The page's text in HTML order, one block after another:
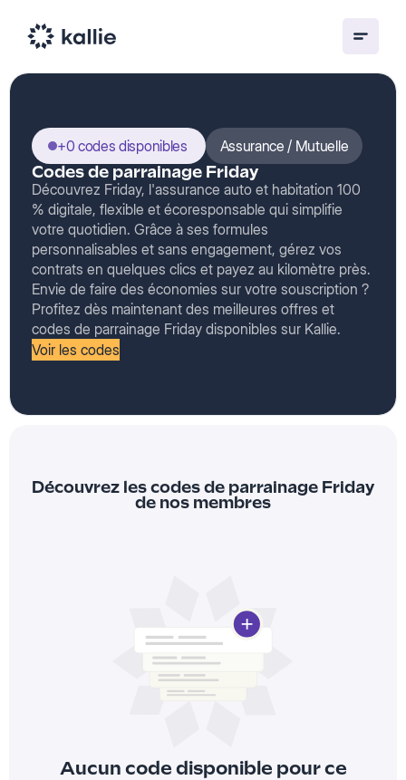
+0 codes disponibles Assurance / Mutuelle
Codes de parrainage Friday
Découvrez Friday, l'assurance auto et habitation 100
% digitale, flexible et écoresponsable qui simplifie
votre quotidien. Grâce à ses formules
personnalisables et sans engagement, gérez vos
contrats en quelques clics et payez au kilomètre près.
Envie de faire des économies sur votre souscription ?
Profitez dès maintenant des meilleures offres et
codes de parrainage Friday disponibles sur Kallie.
Voir les codes
Découvrez les codes de parrainage Friday
de nos membres
Aucun code disponible pour ce